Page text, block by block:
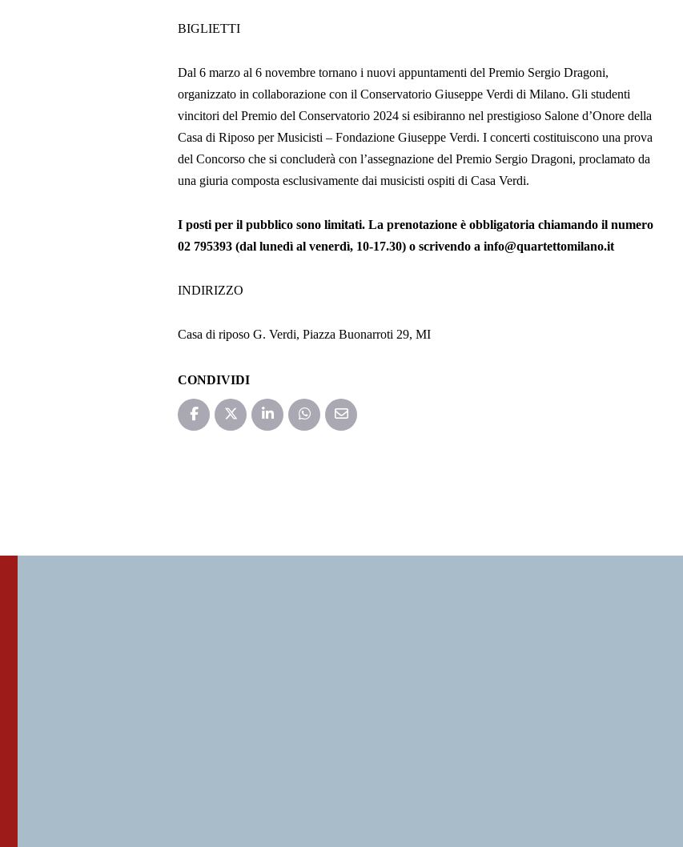
BIGLIETTI
Dal 6 marzo al 6 novembre tornano i nuovi appuntamenti del Premio Sergio Dragoni,
organizzato in collaborazione con il Conservatorio Giuseppe Verdi di Milano. Gli studenti
vincitori del Premio del Conservatorio 2024 si esibiranno nel prestigioso Salone d’Onore della
Casa di Riposo per Musicisti – Fondazione Giuseppe Verdi. I concerti costituiscono una prova
del Concorso che si concluderà con l’assegnazione del Premio Sergio Dragoni, proclamato da
una giuria composta esclusivamente dai musicisti ospiti di Casa Verdi.
I posti per il pubblico sono limitati. La prenotazione è obbligatoria chiamando il numero
02 795393 (dal lunedì al venerdì, 10-17.30) o scrivendo a info@quartettomilano.it
INDIRIZZO
Casa di riposo G. Verdi, Piazza Buonarroti 29, MI
CONDIVIDI